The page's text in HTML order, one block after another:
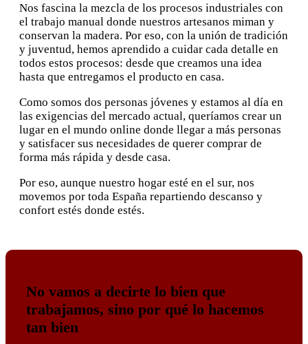
Nos fascina la mezcla de los procesos industriales con
el trabajo manual donde nuestros artesanos miman y
conservan la madera. Por eso, con la unión de tradición
y juventud, hemos aprendido a cuidar cada detalle en
todos estos procesos: desde que creamos una idea
hasta que entregamos el producto en casa.
Como somos dos personas jóvenes y estamos al día en
las exigencias del mercado actual, queríamos crear un
lugar en el mundo online donde llegar a más personas
y satisfacer sus necesidades de querer comprar de
forma más rápida y desde casa.
Por eso, aunque nuestro hogar esté en el sur, nos
movemos por toda España repartiendo descanso y
confort estés donde estés.
No vamos a decirte lo bien que
trabajamos, sino por qué lo hacemos
tan bien